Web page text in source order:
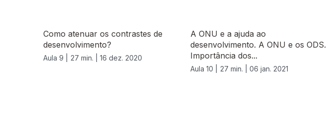
Como atenuar os contrastes de
desenvolvimento?
Aula 9 | 27 min. | 16 dez. 2020
A ONU e a ajuda ao
desenvolvimento. A ONU e os ODS.
Importância dos...
Aula 10 | 27 min. | 06 jan. 2021